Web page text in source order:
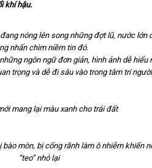
khí hậu.
nóng lên song những đợt lũ, nước lớn
nhấn chìm niềm tin đó.
ngôn ngữ đơn giản, hình ảnh dễ hiểu
trọng và dễ đi sâu vào trong tâm trí
mang lại màu xanh cho trái đất
mòn, bị cống rãnh làm ô nhiễm khiến
“teo” nhỏ lại